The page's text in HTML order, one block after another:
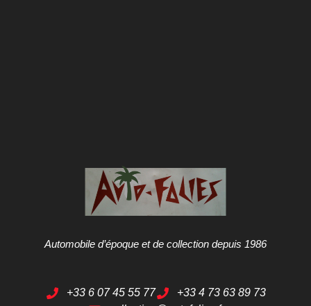
Automobile d’époque et de collection depuis 1986
+33 6 07 45 55 77
+33 4 73 63 89 73